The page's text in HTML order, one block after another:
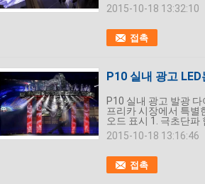
접촉
2015-10-18 13:32:10
P10 실내 광고
접촉
P10 실내 광고 발광
프리카 시장에서 특별
오드 표시 1. 극초단파
2015-10-18 13:16:46